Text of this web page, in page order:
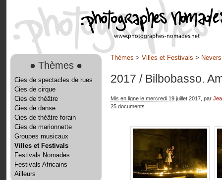
● Thèmes ●
Cies de spectacles de rues
Cies de cirque
Cies de théâtre
Cies de danse
Cies de théâtre forain
Cies de marionnette
Groupes musicaux
Villes et Festivals
Festivals Nomades
Festivals Africains
Ailleurs
Thèmes > Villes et Festivals >
2017 / Bilbobasso.
Mis en ligne le mercredi 19 juillet 2017, par
25 documents